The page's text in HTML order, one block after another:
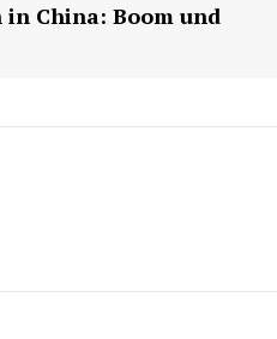
China: Boom und